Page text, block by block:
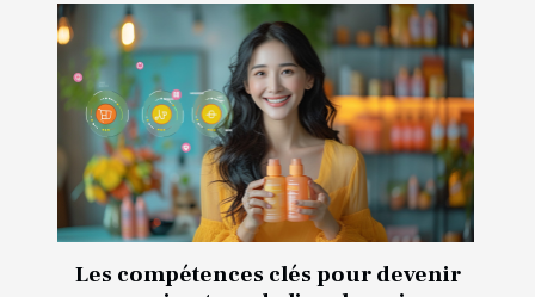
Les compétences clés pour devenir